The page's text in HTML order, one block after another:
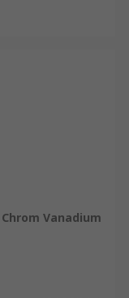
Vanadium